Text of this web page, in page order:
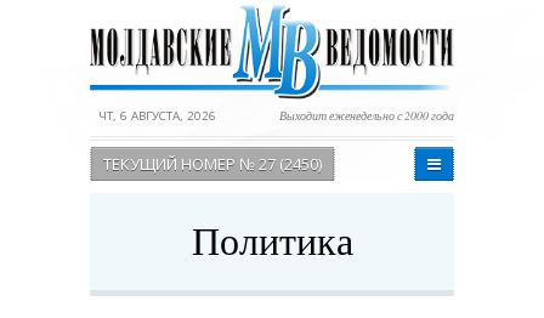
ЧТ, 6 АВГУСТА, 2026 Выходит еженедельно с 2000 года
ТЕКУЩИЙ НОМЕР № 27 (2450)
Политика